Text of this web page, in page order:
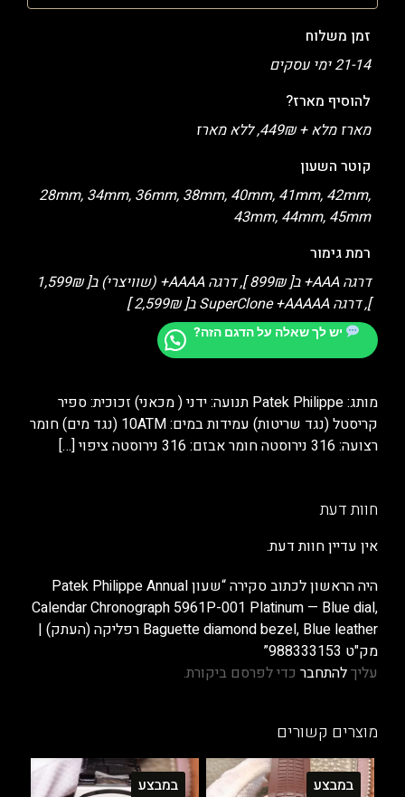
זמן משלוח
21-14 ימי עסקים
להוסיף מארז?
מארז מלא + 449₪, ללא מארז
קוטר השעון
28mm, 34mm, 36mm, 38mm, 40mm, 41mm, 42mm,
43mm, 44mm, 45mm
רמת גימור
דרגה AAA+ ב[ 899₪ ], דרגה AAAA+ (שוויצרי) ב[ 1,599₪
], דרגה SuperClone +AAAAA ב[ 2,599₪ ]
יש לך שאלה על הדגם הזה?
מותג: Patek Philippe תנועה: ידני ( מכאני) זכוכית: ספיר
קריסטל (נגד שריטות) עמידות במים: 10ATM (נגד מים) חומר
רצועה: 316 נירוסטה חומר אבזם: 316 נירוסטה ציפוי
[…]
חוות דעת
אין עדיין חוות דעת.
היה הראשון לכתוב סקירה “שעון Patek Philippe Annual
Calendar Chronograph 5961P-001 Platinum — Blue dial,
Baguette diamond bezel, Blue leather רפליקה (העתק) |
מק"ט 988333153”
עליךלהתחבר כדי לפרסם ביקורת.
מוצרים קשורים
במבצע במבצע